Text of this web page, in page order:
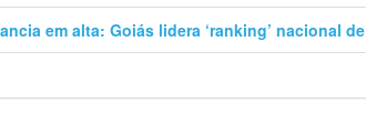
em alta: Goiás lidera ‘ranking’ nacional